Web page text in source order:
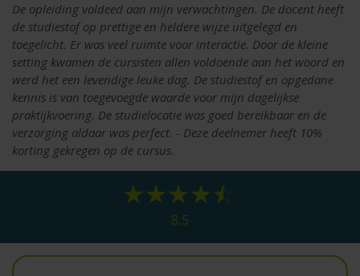
De opleiding voldeed aan mijn verwachtingen. De docent heeft
de studiestof op prettige en heldere wijze uitgelegd en
toegelicht. Er was veel ruimte voor interactie. Door de kleine
setting kwamen de cursisten allen voldoende aan het woord en
werd het een levendige leuke dag. De studiestof en opgedane
kennis is van toegevoegde waarde voor mijn dagelijkse
praktijkvoering. De studielocatie was goed bereikbaar en de
verzorging aldaar was perfect. - Deze deelnemer heeft 10%
korting gekregen op de cursus.
8.5